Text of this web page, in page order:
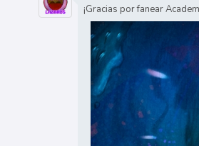
¡Gracias por fanear